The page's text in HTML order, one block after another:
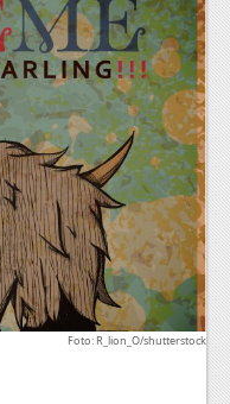
Foto: R_lion_O/shutterstock